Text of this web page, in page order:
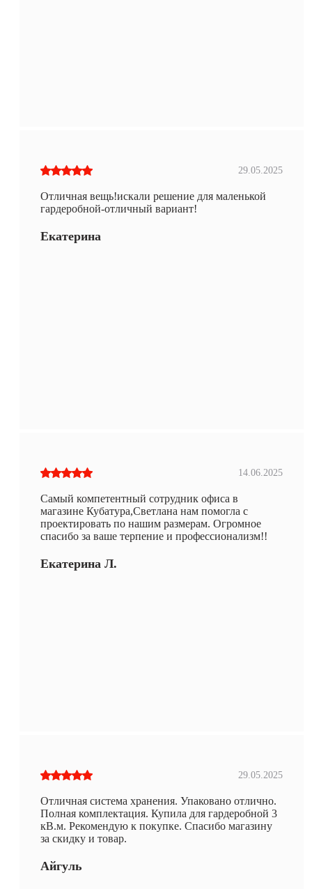
29.05.2025
Отличная вещь!искали решение для маленькой
гардеробной-отличный вариант!
Екатерина
14.06.2025
Самый компетентный сотрудник офиса в
магазине Кубатура,Светлана нам помогла с
проектировать по нашим размерам. Огромное
спасибо за ваше терпение и профессионализм!!
Екатерина Л.
29.05.2025
Отличная система хранения. Упаковано отлично.
Полная комплектация. Купила для гардеробной 3
кВ.м. Рекомендую к покупке. Спасибо магазину
за скидку и товар.
Айгуль